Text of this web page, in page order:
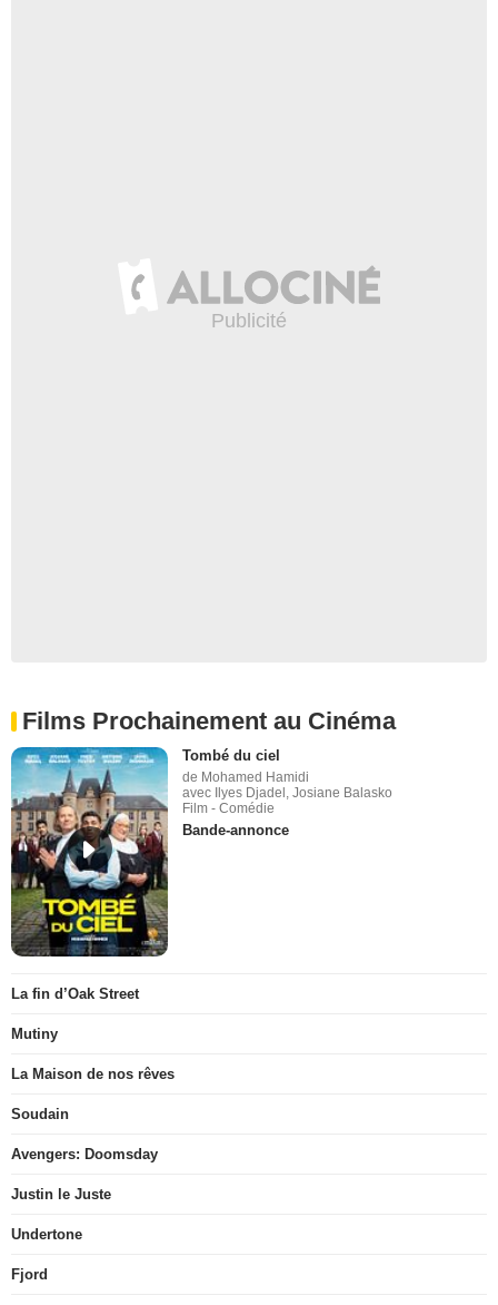
Films Prochainement au Cinéma
Tombé du ciel
de Mohamed Hamidi
avec Ilyes Djadel, Josiane Balasko
Film - Comédie
Bande-annonce
La fin d’Oak Street
Mutiny
La Maison de nos rêves
Soudain
Avengers: Doomsday
Justin le Juste
Undertone
Fjord